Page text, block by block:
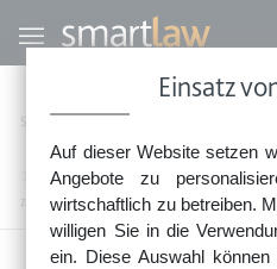
Einsatz
Auf dieser Website setzen
Angebote zu
wirtschaftlich zu betreiben.
willigen Sie in die
ein. Diese Auswahl
Direkt zum Inhalt
0800 - 268 4 268
Sie erreichen unser Service-Team:
Montag bis Freitag: 8-18 Uhr
Keine Rechtsberatung.
Benutzermenü
Startseite
Keine Information bei Flugverspätung –
zu erstatten